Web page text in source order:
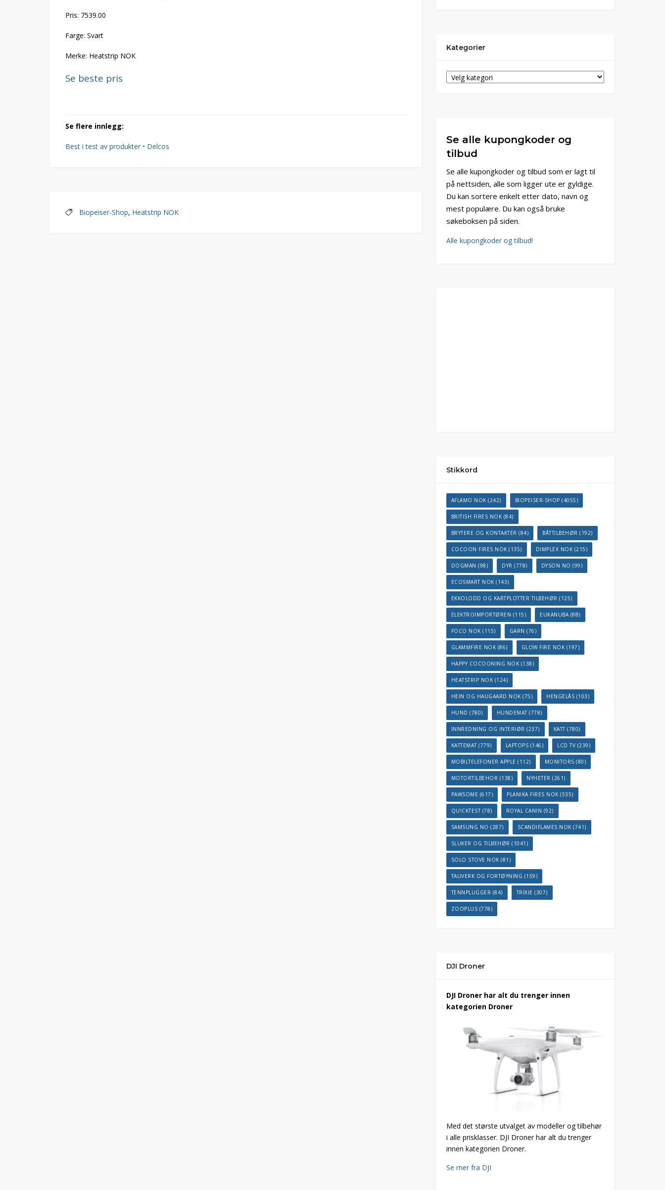
Pris: 7539.00
Farge: Svart
Merke: Heatstrip NOK
Se beste pris
Se flere innlegg:
Best i test av produkter • Delcos
Biopeiser-Shop, Heatstrip NOK
Kategorier
Se alle kupongkoder og
tilbud
Se alle kupongkoder og tilbud som er lagt til
på nettsiden, alle som ligger ute er gyldige.
Du kan sortere enkelt etter dato, navn og
mest populære. Du kan også bruke
søkeboksen på siden.
Alle kupongkoder og tilbud!
Stikkord
AFLAMO NOK (242) BIOPEISER-SHOP (4055)
BRITISH FIRES NOK (84)
BRYTERE OG KONTAKTER (84) BÅTTILBEHØR (192)
COCOON FIRES NOK (135) DIMPLEX NOK (215)
DOGMAN (98) DYR (778) DYSON NO (99)
ECOSMART NOK (143)
EKKOLODD OG KARTPLOTTER TILBEHØR (125)
ELEKTROIMPORTØREN (115) EUKANUBA(88)
FOCO NOK (115) GARN (76)
GLAMMFIRE NOK (86) GLOW FIRE NOK (197)
HAPPY COCOONING NOK (138)
HEATSTRIP NOK (124)
HEIN OG HAUGAARD NOK (75) HENGELÅS (103)
HUND (780) HUNDEMAT(778)
INNREDNING OG INTERIØR (237) KATT(780)
KATTEMAT(779) LAPTOPS (146) LCD TV (239)
MOBILTELEFONER APPLE (112) MONITORS (80)
MOTORTILBEHOR (138) NYHETER (261)
PAWSOME (617) PLANIKA FIRES NOK (535)
QUICKTEST(78) ROYAL CANIN (92)
SAMSUNG NO (287) SCANDIFLAMES NOK (741)
SLUKER OG TILBEHØR (1041)
SOLO STOVE NOK (81)
TAUVERK OG FORTØYNING (159)
TENNPLUGGER (84) TRIXIE (307)
ZOOPLUS (778)
DJI Droner
DJI Droner har alt du trenger innen
kategorien Droner
Med det største utvalget av modeller og tilbehør
i alle prisklasser. DJI Droner har alt du trenger
innen kategorien Droner.
Se mer fra DJI